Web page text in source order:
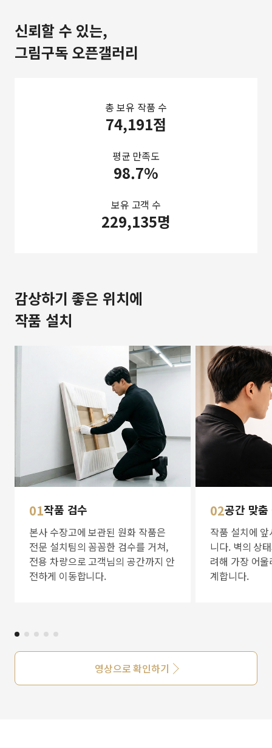
신뢰할 수 있는,
그림구독 오픈갤러리
총 보유 작품 수
74,191점
평균 만족도
98.7%
보유 고객 수
229,135명
감상하기 좋은 위치에
작품 설치
01작품 검수
본사 수장고에 보관된 원화 작품은
전문 설치팀의 꼼꼼한 검수를 거쳐,
전용 차량으로 고객님의 공간까지 안
전하게 이동합니다.
02공간 맞
작품 설치에
니다. 벽의 상
려해 가장 어
계합니다.
영상으로 확인하기